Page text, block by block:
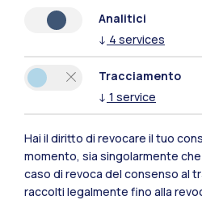
Polimi Community
Tutti i siti dell’ecosistema
Analitici
↓ 4 services
Tracciamento
↓ 1 service
Hai il diritto di revocare il tuo
momento, sia singolarmente
caso di revoca del consenso al
raccolti legalmente fino alla